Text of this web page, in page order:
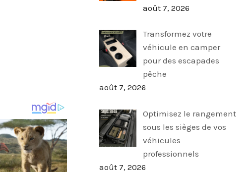
août 7, 2026
Transformez votre
véhicule en camper
pour des escapades
pêche
août 7, 2026
Optimisez le rangement
sous les sièges de vos
véhicules
professionnels
août 7, 2026